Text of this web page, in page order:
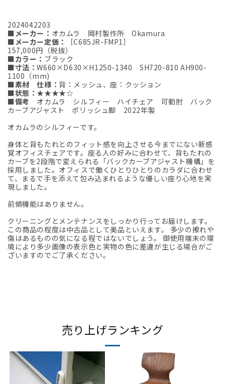
ィ
ス
家
具】
の
数
量
を
す
ス
家
具】
の
数
量
を
や
す
2024042203
■メーカー： オカムラ 岡村製作所 Okamura
■メーカー定価：
［C685JR-FMP1］
157,000円（税抜）
■カラー： ブラック
■寸法：W660×D630×H1250-1340 SH720-810 AH900-
1100（mm)
■素材 仕様： 背：メッシュ、座：クッション
■状態： ★★★★☆
■備考 オカムラ シルフィー ハイチェア 可動肘 バック
カーブアジャスト ポリッシュ脚 2022年製
オカムラのシルフィーです。
身体と背もたれとのフィット感を向上させる今までにない新感
覚オフィスチェアです。座る人の好みに合わせて、背もたれの
カーブを2段階で変えられる「バックカーブアジャスト機構」を
採用しました。オフィスで働くひとりひとりのカラダに合わせ
て、まるで手を添えて包み込まれるような優しい座り心地を実
現しました。
前傾機能はありません。
クリーニングとメンテナンスをしっかり行ってお届けします。
この商品の程度は中古品として美品といえます。 多少の擦れや
傷はあるものの気になる程ではないでしょう。 御使用端末の環
境により多少画像の表示色と実物の色に差違が生じる場合がご
ざいますのでご了承ください。
売り上げランキング